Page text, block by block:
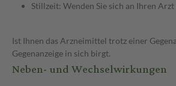
Stillzeit: Wenden Sie sich an Ihren
Ist Ihnen das Arzneimittel trotz einer
Gegenanzeige in sich birgt.
Neben- und Wechselwirkungen